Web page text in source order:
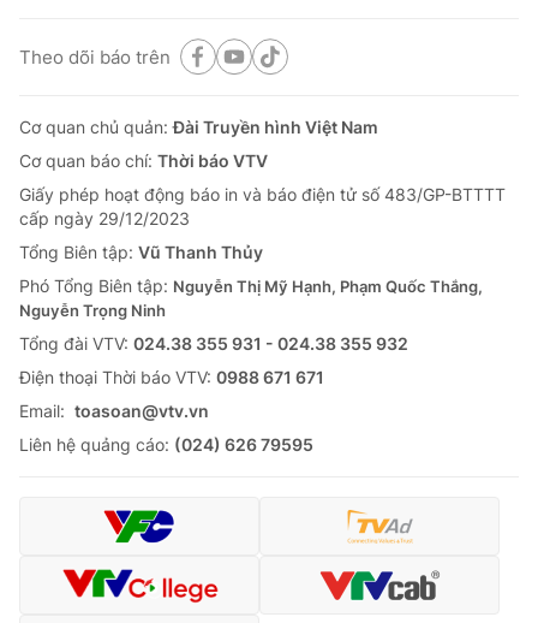
Theo dõi báo trên
Cơ quan chủ quản:Đài Truyền hình Việt Nam
Cơ quan báo chí: Thời báo VTV
Giấy phép hoạt động báo in và báo điện tử số 483/GP-BTTTT
cấp ngày 29/12/2023
Tổng Biên tập: Vũ Thanh Thủy
Phó Tổng Biên tập: Nguyễn Thị Mỹ Hạnh, Phạm Quốc Thắng,
Nguyễn Trọng Ninh
Tổng đài VTV: 024.38 355 931 - 024.38 355 932
Ðiện thoại Thời báo VTV: 0988 671 671
Email: toasoan@vtv.vn
Liên hệ quảng cáo: (024) 626 79595